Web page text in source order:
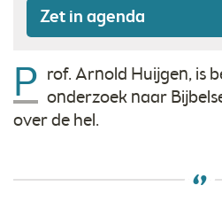
Zet in agenda
P rof. Arnold Huijgen, is
onderzoek naar
over de hel.